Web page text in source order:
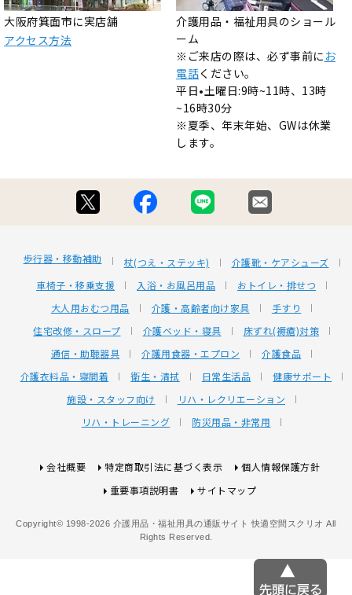
大阪府箕面市に実店舗
アクセス方法
介護用品・福祉用具のショール
ーム
※ご来店の際は、必ず事前に お
電話ください。
平日•土曜日:9時~11時、13時
~16時30分
※夏季、年末年始、GWは休業
します。
歩行器・移動補助 杖(つえ・ステッキ)
介護靴・ケアシューズ
車椅子・移乗支援
入浴・お風呂用品
おトイレ・排せつ
大人用おむつ用品
介護・高齢者向け家具
手すり
住宅改修・スロープ
介護ベッド・寝具
床ずれ(褥瘡)対策
通信・助聴器具
介護用食器・エプロン
介護食品
介護衣料品・寝間着
衛生・清拭 日常生活品
健康サポート
施設・スタッフ向け
リハ・レクリエーション
リハ・トレーニング
防災用品・非常用
会社概要 特定商取引法に基づく表示
個人情報保護方針
重要事項説明書
サイトマップ
Copyright© 1998-2026 介護用品・福祉用具の通販サイト 快適空間スクリオ All
Rights Reserved.